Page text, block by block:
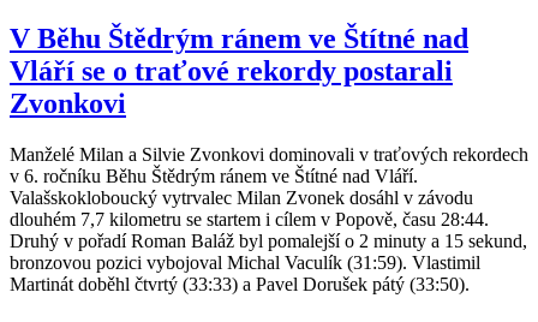
V Běhu Štědrým ránem ve Štítné nad
Vláří se o traťové rekordy postarali
Zvonkovi
Manželé Milan a Silvie Zvonkovi dominovali v traťových rekordech
v 6. ročníku Běhu Štědrým ránem ve Štítné nad Vláří.
Valašskokloboucký vytrvalec Milan Zvonek dosáhl v závodu
dlouhém 7,7 kilometru se startem i cílem v Popově, času 28:44.
Druhý v pořadí Roman Baláž byl pomalejší o 2 minuty a 15 sekund,
bronzovou pozici vybojoval Michal Vaculík (31:59). Vlastimil
Martinát doběhl čtvrtý (33:33) a Pavel Dorušek pátý (33:50).